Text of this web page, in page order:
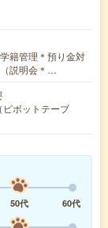
籍管理＊預り金対
説明会＊…
ボットテーブ
50代
60代